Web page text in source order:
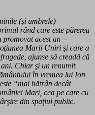
(şi umbrele)
rând care este părerea
promovat acest an –
Marii Uniri şi care a
ajunse să creadă că
Chiar şi un renumit
în vremea lui Ion
“mai bătrân decât
Mari, cea pe care cu
din spaţiul public.